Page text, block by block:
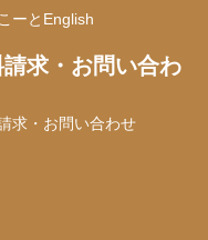
ーとEnglish
請求・お問い合わ
求・お問い合わせ